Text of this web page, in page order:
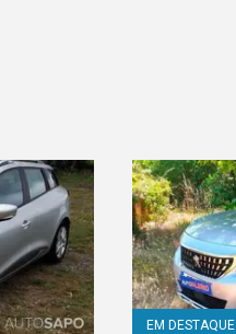
EM DESTAQUE